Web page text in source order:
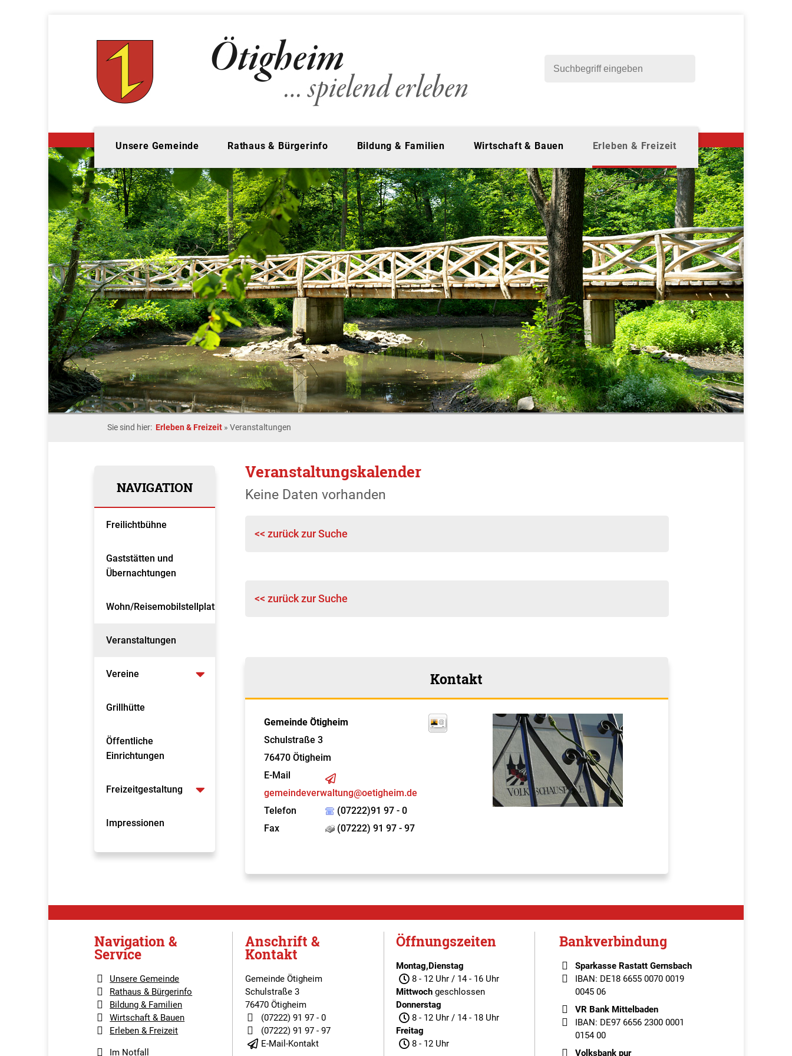
Unsere Gemeinde Rathaus & Bürgerinfo Bildung & Familien Wirtschaft & Bauen Erleben & Freizeit
Sie sind hier: Erleben & Freizeit » Veranstaltungen
NAVIGATION
Freilichtbühne
Gaststätten und
Übernachtungen
Wohn/Reisemobilstellplatz
Veranstaltungen
Vereine
Grillhütte
Öffentliche
Einrichtungen
Freizeitgestaltung
Impressionen
Veranstaltungskalender
Keine Daten vorhanden
<< zurück zur Suche
<< zurück zur Suche
Kontakt
Gemeinde Ötigheim
Schulstraße 3
76470 Ötigheim
E-Mail
gemeindeverwaltung@oetigheim.de
Telefon
(07222)91 97 - 0
Fax
(07222) 91 97 - 97
Navigation &
Service
Unsere Gemeinde
Rathaus & Bürgerinfo
Bildung & Familien
Wirtschaft & Bauen
Erleben & Freizeit
Im Notfall
Anschrift &
Kontakt
Gemeinde Ötigheim
Schulstraße 3
76470 Ötigheim
(07222) 91 97 - 0
(07222) 91 97 - 97
E-Mail-Kontakt
Öffnungszeiten
Montag,Dienstag
8 - 12 Uhr / 14 - 16 Uhr
Mittwoch geschlossen
Donnerstag
8 - 12 Uhr / 14 - 18 Uhr
Freitag
8 - 12 Uhr
Bankverbindung
Sparkasse Rastatt Gernsbach
IBAN: DE18 6655 0070 0019
0045 06
VR Bank Mittelbaden
IBAN: DE97 6656 2300 0001
0154 00
Volksbank pur